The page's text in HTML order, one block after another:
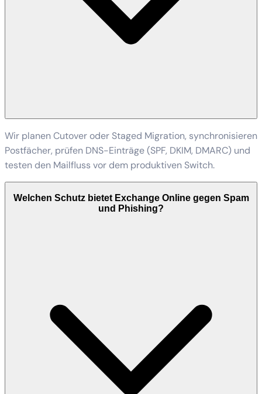
Wir planen Cutover oder Staged Migration, synchronisieren
Postfächer, prüfen DNS-Einträge (SPF, DKIM, DMARC) und
testen den Mailfluss vor dem produktiven Switch.
Welchen Schutz bietet Exchange Online gegen Spam
und Phishing?